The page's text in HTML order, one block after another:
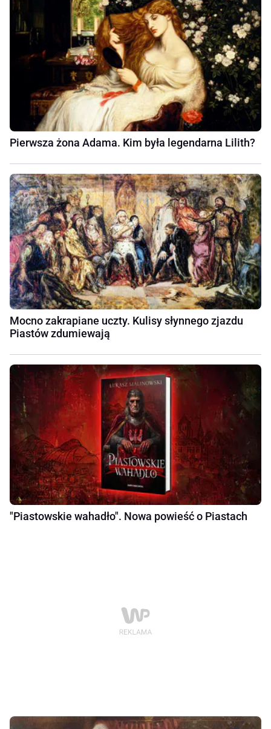
Pierwsza żona Adama. Kim była legendarna Lilith?
Mocno zakrapiane uczty. Kulisy słynnego zjazdu
Piastów zdumiewają
"Piastowskie wahadło". Nowa powieść o Piastach